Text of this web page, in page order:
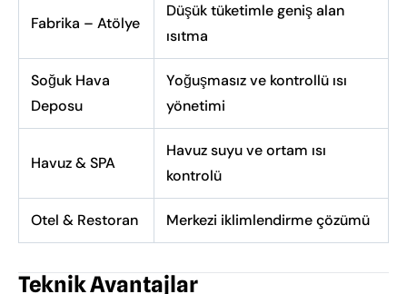
Fabrika – Atölye
Düşük tüketimle geniş alan
ısıtma
Soğuk Hava
Deposu
Yoğuşmasız ve kontrollü ısı
yönetimi
Havuz & SPA
Havuz suyu ve ortam ısı
kontrolü
Otel & Restoran Merkezi iklimlendirme çözümü
Teknik Avantajlar